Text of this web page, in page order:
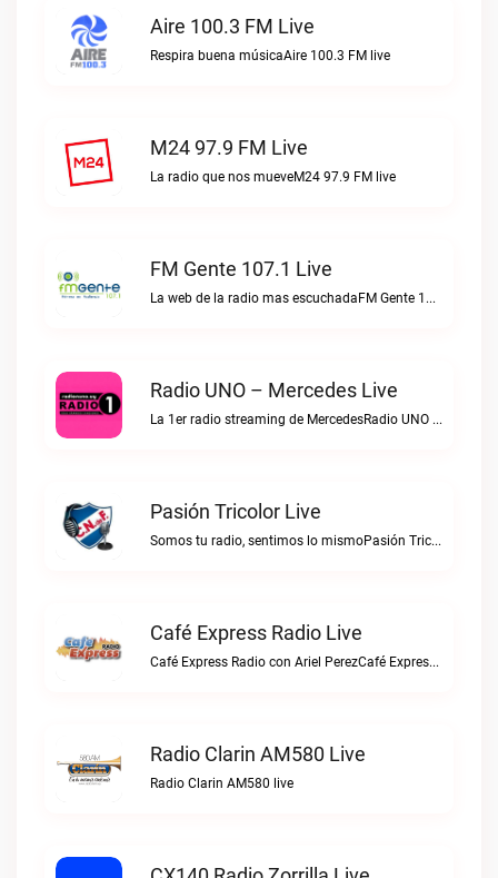
Aire 100.3 FM Live
Respira buena músicaAire 100.3 FM live
M24 97.9 FM Live
La radio que nos mueveM24 97.9 FM live
FM Gente 107.1 Live
La web de la radio mas escuchadaFM Gente 107.1 live
Radio UNO – Mercedes Live
La 1er radio streaming de MercedesRadio UNO – Mercedes live
Pasión Tricolor Live
Somos tu radio, sentimos lo mismoPasión Tricolor live
Café Express Radio Live
Café Express Radio con Ariel PerezCafé Express Radio live
Radio Clarin AM580 Live
Radio Clarin AM580 live